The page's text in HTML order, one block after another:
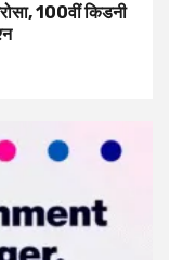
100वीं किडनी